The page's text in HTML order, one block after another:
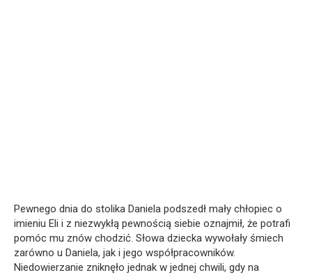
Pewnego dnia do stolika Daniela podszedł mały chłopiec o
imieniu Eli i z niezwykłą pewnością siebie oznajmił, że potrafi
pomóc mu znów chodzić. Słowa dziecka wywołały śmiech
zarówno u Daniela, jak i jego współpracowników.
Niedowierzanie zniknęło jednak w jednej chwili, gdy na